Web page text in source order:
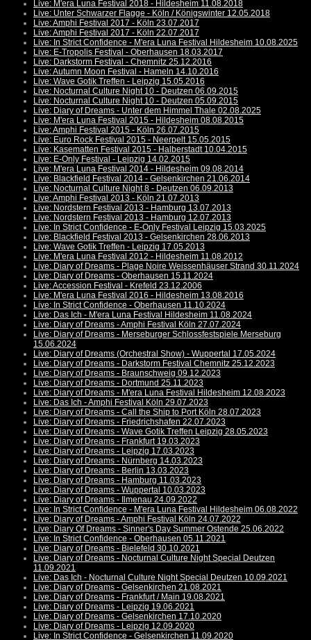
Live: M'era Luna Festival 2018 - Hildesheim 11.08.2018
Live: Unter Schwarzer Flagge - Köln / Königswinter 12.05.2018
Live: Amphi Festival 2017 - Köln 23.07.2017
Live: Amphi Festival 2017 - Köln 22.07.2017
Live: In Strict Confidence - M'era Luna Festival Hildesheim 10.08.2025
Live: E-Tropolis Festival - Oberhausen 18.03.2017
Live: Darkstorm Festival - Chemnitz 25.12.2016
Live: Autumn Moon Festival - Hameln 14.10.2016
Live: Wave Gotik Treffen - Leipzig 15.05.2016
Live: Nocturnal Culture Night 10 - Deutzen 06.09.2015
Live: Nocturnal Culture Night 10 - Deutzen 05.09.2015
Live: Diary of Dreams - Unter dem Himmel Thale 02.08.2025
Live: M'era Luna Festival 2015 - Hildesheim 08.08.2015
Live: Amphi Festival 2015 - Köln 26.07.2015
Live: Euro Rock Festival 2015 - Neerpelt 15.05.2015
Live: Kasematten Festival 2015 - Halberstadt 10.04.2015
Live: E-Only Festival - Leipzig 14.02.2015
Live: M'era Luna Festival 2014 - Hildesheim 09.08.2014
Live: Blackfield Festival 2014 - Gelsenkirchen 21.06.2014
Live: Nocturnal Culture Night 8 - Deutzen 06.09.2013
Live: Amphi Festival 2013 - Köln 21.07.2013
Live: Nordstern Festival 2013 - Hamburg 13.07.2013
Live: Nordstern Festival 2013 - Hamburg 12.07.2013
Live: In Strict Confidence - E-Only Festival Leipzig 15.03.2025
Live: Blackfield Festival 2013 - Gelsenkirchen 28.06.2013
Live: Wave Gotik Treffen - Leipzig 17.05.2013
Live: M'era Luna Festival 2012 - Hildesheim 11.08.2012
Live: Diary of Dreams - Plage Noire Weissenhäuser Strand 30.11.2024
Live: Diary of Dreams - Oberhausen 15.11.2024
Live: Accession Festival - Krefeld 23.12.2006
Live: M'era Luna Festival 2016 - Hildesheim 13.08.2016
Live: In Strict Confidence - Oberhausen 11.10.2024
Live: Das Ich - M'era Luna Festival Hildesheim 11.08.2024
Live: Diary of Dreams - Amphi Festival Köln 27.07.2024
Live: Diary of Dreams - Merseburger Schlossfestspiele Merseburg
15.06.2024
Live: Diary of Dreams (Orchestral Show) - Wuppertal 17.05.2024
Live: Diary of Dreams - Darkstorm Festival Chemnitz 25.12.2023
Live: Diary of Dreams - Braunschweig 09.12.2023
Live: Diary of Dreams - Dortmund 25.11.2023
Live: Diary of Dreams - M'era Luna Festival Hildesheim 12.08.2023
Live: Das Ich - Amphi Festival Köln 29.07.2023
Live: Diary of Dreams - Call the Ship to Port Köln 28.07.2023
Live: Diary of Dreams - Friedrichshafen 22.07.2023
Live: Diary of Dreams - Wave Gotik Treffen Leipzig 28.05.2023
Live: Diary of Dreams - Frankfurt 19.03.2023
Live: Diary of Dreams - Leipzig 17.03.2023
Live: Diary of Dreams - Nürnberg 14.03.2023
Live: Diary of Dreams - Berlin 13.03.2023
Live: Diary of Dreams - Hamburg 11.03.2023
Live: Diary of Dreams - Wuppertal 10.03.2023
Live: Diary of Dreams - Ilmenau 24.09.2022
Live: In Strict Confidence - M'era Luna Festival Hildesheim 06.08.2022
Live: Diary of Dreams - Amphi Festival Köln 24.07.2022
Live: Diary Of Dreams - Sinner's Day Summer Ostende 25.06.2022
Live: In Strict Confidence - Oberhausen 05.11.2021
Live: Diary of Dreams - Bielefeld 30.10.2021
Live: Diary of Dreams - Nocturnal Culture Night Special Deutzen
11.09.2021
Live: Das Ich - Nocturnal Culture Night Special Deutzen 10.09.2021
Live: Diary of Dreams - Gelsenkirchen 21.08.2021
Live: Diary of Dreams - Frankfurt / Main 19.08.2021
Live: Diary of Dreams - Leipzig 19.06.2021
Live: Diary of Dreams - Gelsenkirchen 17.10.2020
Live: Diary of Dreams - Leipzig 12.09.2020
Live: In Strict Confidence - Gelsenkirchen 11.09.2020